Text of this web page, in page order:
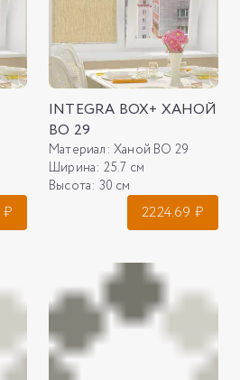
₽
INTEGRA BOX+ ХАНОЙ
ВО 29
Материал: Ханой ВО 29
Ширина: 25.7 см
Высота: 30 см
2224.69 ₽